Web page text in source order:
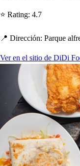
⭐ Rating: 4.7
📍 Dirección: Parque
Ver en el sitio de DiDi